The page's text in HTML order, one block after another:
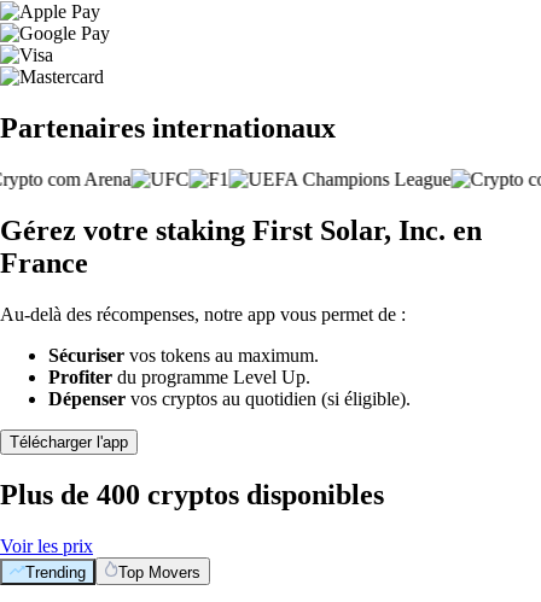
Partenaires internationaux
Gérez votre staking First Solar, Inc. en
France
Au-delà des récompenses, notre app vous permet de :
Sécuriser vos tokens au maximum.
Profiter du programme Level Up.
Dépenser vos cryptos au quotidien (si éligible).
Télécharger l'app
Plus de 400 cryptos disponibles
Voir les prix
Trending Top Movers